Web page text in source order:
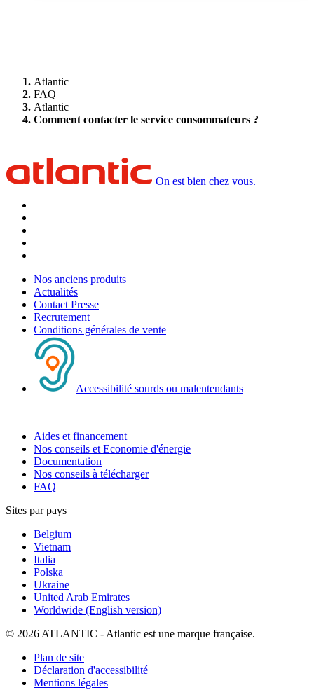
Atlantic
FAQ
Atlantic
Comment contacter le service consommateurs ?
On est bien chez vous.
Nos anciens produits
Actualités
Contact Presse
Recrutement
Conditions générales de vente
Accessibilité sourds ou malentendants
Aides et financement
Nos conseils et Economie d'énergie
Documentation
Nos conseils à télécharger
FAQ
Sites par pays
Belgium
Vietnam
Italia
Polska
Ukraine
United Arab Emirates
Worldwide (English version)
© 2026 ATLANTIC - Atlantic est une marque française.
Plan de site
Déclaration d'accessibilité
Mentions légales